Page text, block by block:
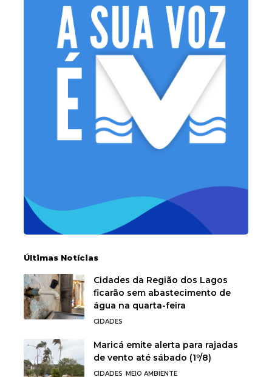
Últimas Notícias
Cidades da Região dos Lagos
ficarão sem abastecimento de
água na quarta-feira
CIDADES
Maricá emite alerta para rajadas
de vento até sábado (1º/8)
CIDADES MEIO AMBIENTE